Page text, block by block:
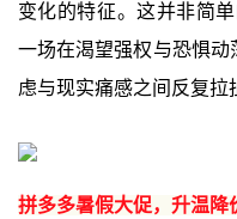
变化的特征。这并非简单
一场在渴望强权与恐惧
虑与现实痛感之间反复拉
拼多多暑假大促，升温